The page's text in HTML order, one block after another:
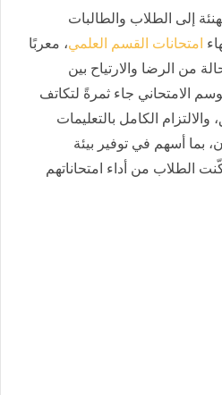
إلى الطلاب والطالبات
امتحانات القسم العلمي، معربًا
من الرضا والارتياح بين
الامتحاني جاء ثمرةً لتكاتف
الكامل بالتعليمات
بما أسهم في توفير بيئة
الطلاب من أداء امتحاناتهم